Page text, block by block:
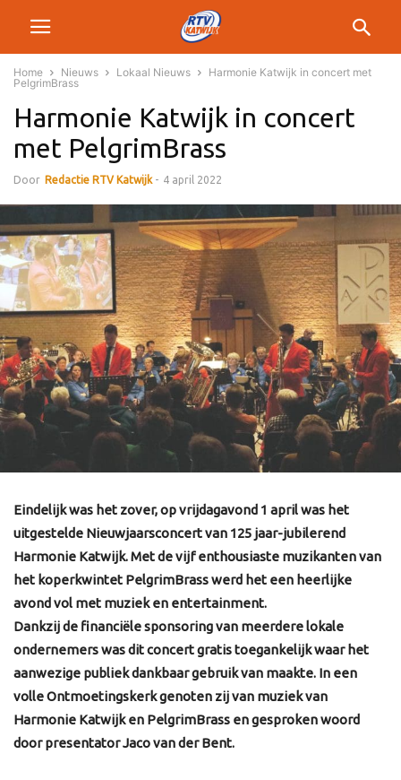
Home Nieuws Lokaal Nieuws
Harmonie Katwijk in concert met
PelgrimBrass
Harmonie Katwijk in concert
met PelgrimBrass
Door Redactie RTV Katwijk - 4 april 2022
Eindelijk was het zover, op vrijdagavond 1 april was het
uitgestelde Nieuwjaarsconcert van 125 jaar-jubilerend
Harmonie Katwijk. Met de vijf enthousiaste muzikanten van
het koperkwintet PelgrimBrass werd het een heerlijke
avond vol met muziek en entertainment.
Dankzij de financiële sponsoring van meerdere lokale
ondernemers was dit concert gratis toegankelijk waar het
aanwezige publiek dankbaar gebruik van maakte. In een
volle Ontmoetingskerk genoten zij van muziek van
Harmonie Katwijk en PelgrimBrass en gesproken woord
door presentator Jaco van der Bent.